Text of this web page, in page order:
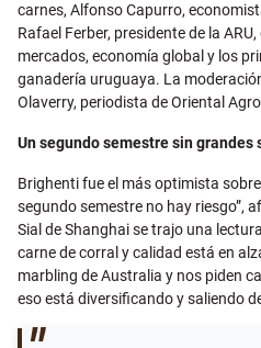
carnes, Alfonso Capurro,
Rafael Ferber, presidente de la
mercados, economía global y los
ganadería uruguaya. La
Olaverry, periodista de Oriental
Un segundo semestre sin grandes
Brighenti fue el más optimista
segundo semestre no hay riesgo”,
Sial de Shanghai se trajo una
carne de corral y calidad está en
marbling de Australia y nos piden
eso está diversificando y saliendo